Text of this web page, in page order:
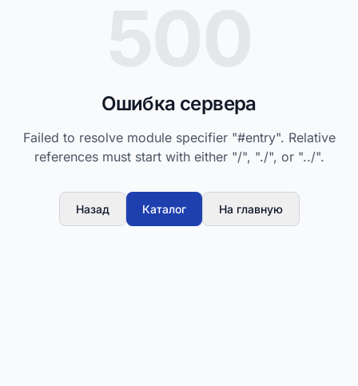
Ошибка сервера
Failed to resolve module specifier "#entry". Relative
references must start with either "/", "./", or "../".
Назад Каталог На главную